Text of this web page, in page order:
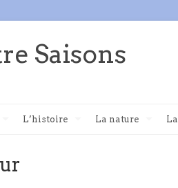
Saisons
L’histoire La nature